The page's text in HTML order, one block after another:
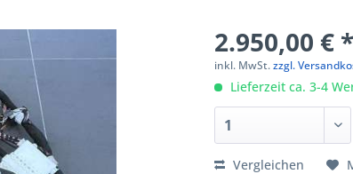
2.950,00 € *
inkl. MwSt.zzgl.
Lieferzeit ca. 3-4
Vergleichen